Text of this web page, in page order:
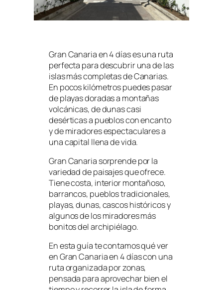
Gran Canaria en 4 días es una ruta
perfecta para descubrir una de las
islas más completas de Canarias.
En pocos kilómetros puedes pasar
de playas doradas a montañas
volcánicas, de dunas casi
desérticas a pueblos con encanto
y de miradores espectaculares a
una capital llena de vida.
Gran Canaria sorprende por la
variedad de paisajes que ofrece.
Tiene costa, interior montañoso,
barrancos, pueblos tradicionales,
playas, dunas, cascos históricos y
algunos de los miradores más
bonitos del archipiélago.
En esta guía te contamos qué ver
en Gran Canaria en 4 días con una
ruta organizada por zonas,
pensada para aprovechar bien el